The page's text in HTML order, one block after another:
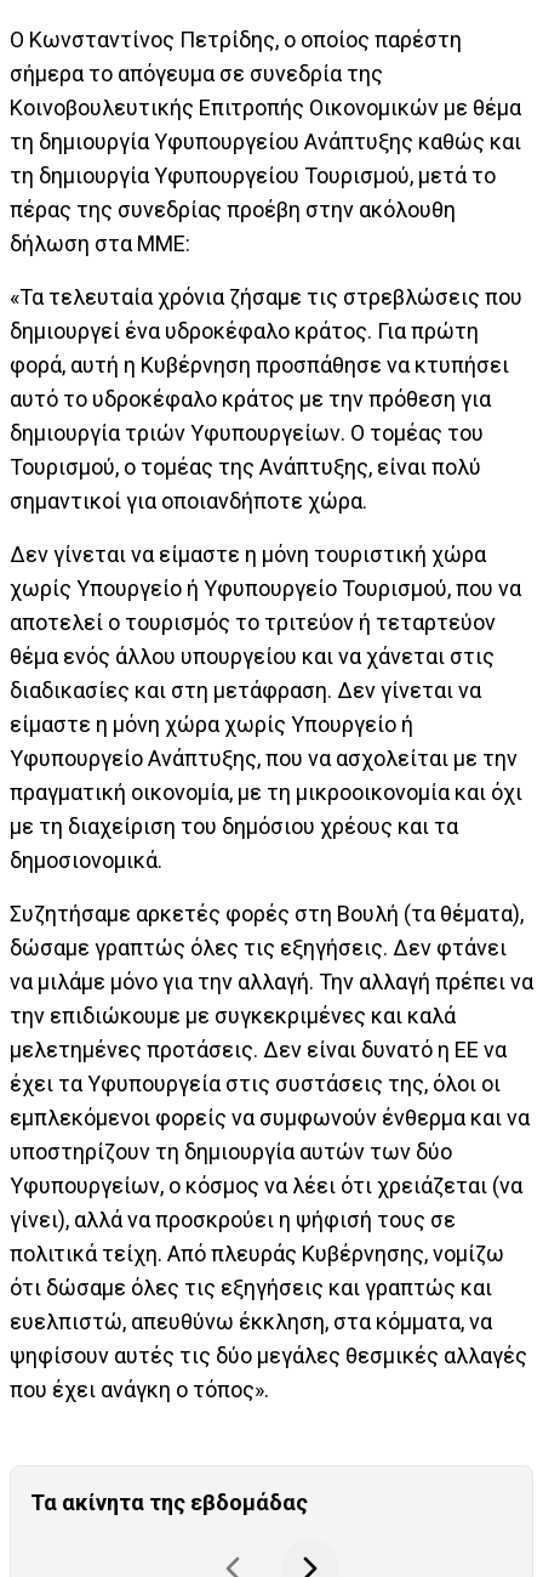
Ο Κωνσταντίνος Πετρίδης, ο οποίος παρέστη
σήμερα το απόγευμα σε συνεδρία της
Κοινοβουλευτικής Επιτροπής Οικονομικών με θέμα
τη δημιουργία Υφυπουργείου Ανάπτυξης καθώς και
τη δημιουργία Υφυπουργείου Τουρισμού, μετά το
πέρας της συνεδρίας προέβη στην ακόλουθη
δήλωση στα ΜΜΕ:
«Τα τελευταία χρόνια ζήσαμε τις στρεβλώσεις που
δημιουργεί ένα υδροκέφαλο κράτος. Για πρώτη
φορά, αυτή η Κυβέρνηση προσπάθησε να κτυπήσει
αυτό το υδροκέφαλο κράτος με την πρόθεση για
δημιουργία τριών Υφυπουργείων. Ο τομέας του
Τουρισμού, ο τομέας της Ανάπτυξης, είναι πολύ
σημαντικοί για οποιανδήποτε χώρα.
Δεν γίνεται να είμαστε η μόνη τουριστική χώρα
χωρίς Υπουργείο ή Υφυπουργείο Τουρισμού, που να
αποτελεί ο τουρισμός το τριτεύον ή τεταρτεύον
θέμα ενός άλλου υπουργείου και να χάνεται στις
διαδικασίες και στη μετάφραση. Δεν γίνεται να
είμαστε η μόνη χώρα χωρίς Υπουργείο ή
Υφυπουργείο Ανάπτυξης, που να ασχολείται με την
πραγματική οικονομία, με τη μικροοικονομία και όχι
με τη διαχείριση του δημόσιου χρέους και τα
δημοσιονομικά.
Συζητήσαμε αρκετές φορές στη Βουλή (τα θέματα),
δώσαμε γραπτώς όλες τις εξηγήσεις. Δεν φτάνει
να μιλάμε μόνο για την αλλαγή. Την αλλαγή πρέπει να
την επιδιώκουμε με συγκεκριμένες και καλά
μελετημένες προτάσεις. Δεν είναι δυνατό η ΕΕ να
έχει τα Υφυπουργεία στις συστάσεις της, όλοι οι
εμπλεκόμενοι φορείς να συμφωνούν ένθερμα και να
υποστηρίζουν τη δημιουργία αυτών των δύο
Υφυπουργείων, ο κόσμος να λέει ότι χρειάζεται (να
γίνει), αλλά να προσκρούει η ψήφισή τους σε
πολιτικά τείχη. Από πλευράς Κυβέρνησης, νομίζω
ότι δώσαμε όλες τις εξηγήσεις και γραπτώς και
ευελπιστώ, απευθύνω έκκληση, στα κόμματα, να
ψηφίσουν αυτές τις δύο μεγάλες θεσμικές αλλαγές
που έχει ανάγκη ο τόπος».
Τα ακίνητα της εβδομάδας